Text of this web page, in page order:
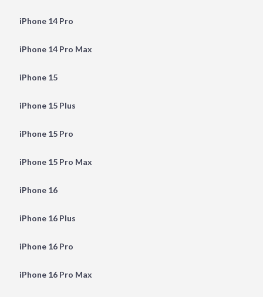
iPhone 14 Pro
iPhone 14 Pro Max
iPhone 15
iPhone 15 Plus
iPhone 15 Pro
iPhone 15 Pro Max
iPhone 16
iPhone 16 Plus
iPhone 16 Pro
iPhone 16 Pro Max